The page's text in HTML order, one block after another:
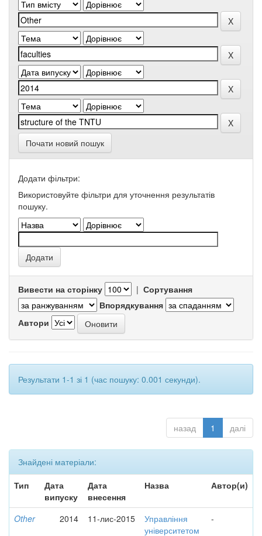
Почати новий пошук
Додати фільтри:
Використовуйте фільтри для уточнення результатів
пошуку.
Вивести на сторінку | Сортування
Впорядкування
Автори
Результати 1-1 зі 1 (час пошуку: 0.001 секунди).
назад 1 далі
Знайдені матеріали:
Тип
Дата
випуску
Дата
внесення
Назва Автор(и)
Other 2014 11-лис-2015
Управління
університетом
-